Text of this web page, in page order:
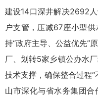
建设14口深井解决2692
户支管，压减67座小型
持“政府主导、公益优先”
厂、划转5家乡镇公办水
技术支撑，确保整合过程
山市深化与省水务集团